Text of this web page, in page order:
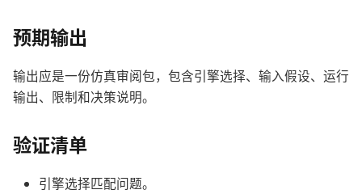
预期输出
输出应是一份仿真审阅包，包含引擎选择、输入假设、运行
输出、限制和决策说明。
验证清单
引擎选择匹配问题。